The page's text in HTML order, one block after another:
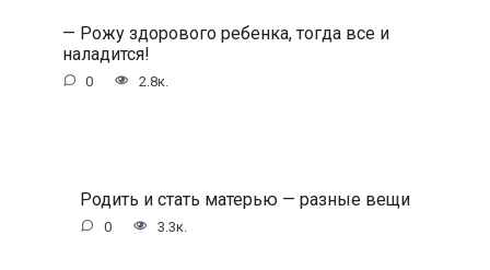
— Рожу здорового ребенка, тогда все и
наладится!
0 2.8к.
Родить и стать матерью — разные вещи
0 3.3к.